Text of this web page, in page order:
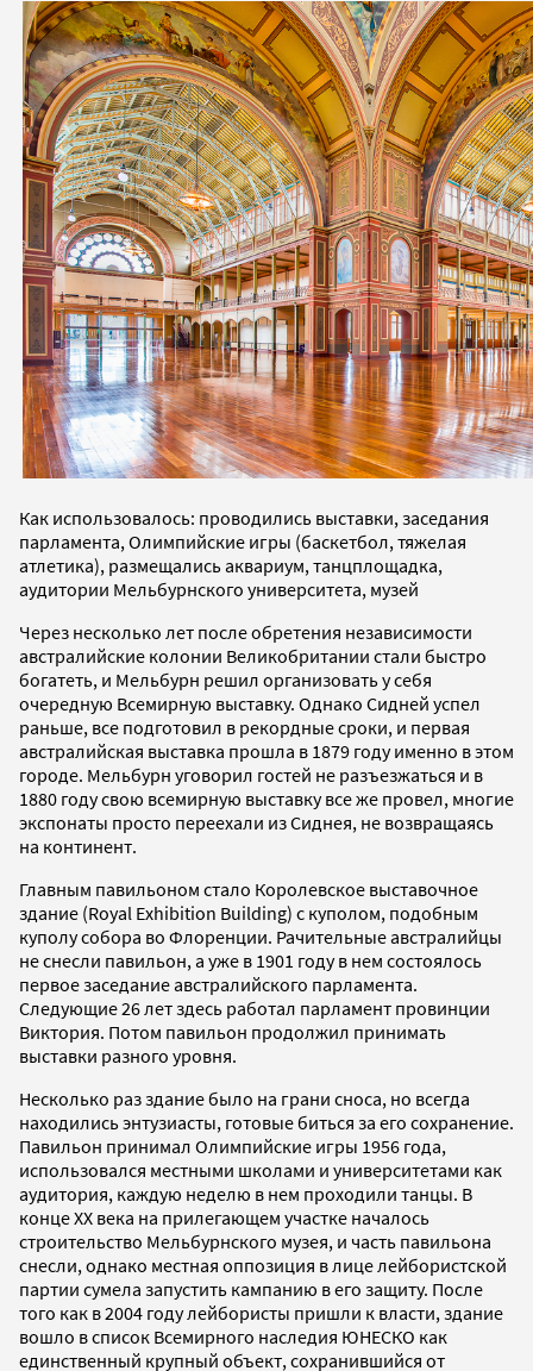
Как использовалось: проводились выставки, заседания
парламента, Олимпийские игры (баскетбол, тяжелая
атлетика), размещались аквариум, танцплощадка,
аудитории Мельбурнского университета, музей
Через несколько лет после обретения независимости
австралийские колонии Великобритании стали быстро
богатеть, и Мельбурн решил организовать у себя
очередную Всемирную выставку. Однако Сидней успел
раньше, все подготовил в рекордные сроки, и первая
австралийская выставка прошла в 1879 году именно в этом
городе. Мельбурн уговорил гостей не разъезжаться и в
1880 году свою всемирную выставку все же провел, многие
экспонаты просто переехали из Сиднея, не возвращаясь
на континент.
Главным павильоном стало Королевское выставочное
здание (Royal Exhibition Building) с куполом, подобным
куполу собора во Флоренции. Рачительные австралийцы
не снесли павильон, а уже в 1901 году в нем состоялось
первое заседание австралийского парламента.
Следующие 26 лет здесь работал парламент провинции
Виктория. Потом павильон продолжил принимать
выставки разного уровня.
Несколько раз здание было на грани сноса, но всегда
находились энтузиасты, готовые биться за его сохранение.
Павильон принимал Олимпийские игры 1956 года,
использовался местными школами и университетами как
аудитория, каждую неделю в нем проходили танцы. В
конце XX века на прилегающем участке началось
строительство Мельбурнского музея, и часть павильона
снесли, однако местная оппозиция в лице лейбористской
партии сумела запустить кампанию в его защиту. После
того как в 2004 году лейбористы пришли к власти, здание
вошло в список Всемирного наследия ЮНЕСКО как
единственный крупный объект, сохранившийся от